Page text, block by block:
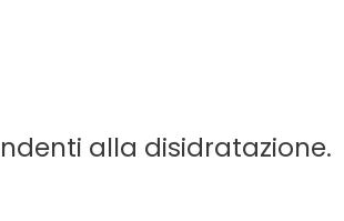
alla disidratazione.